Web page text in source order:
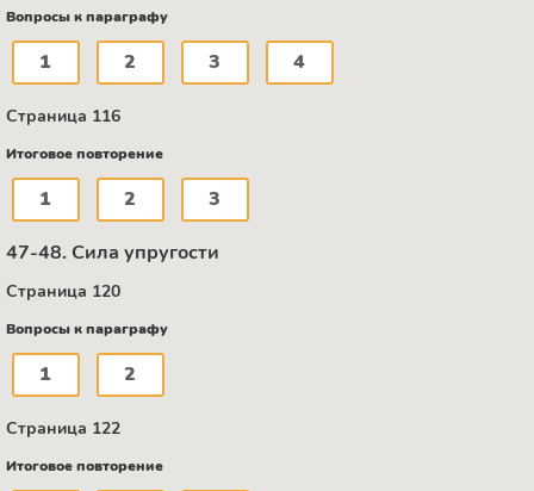
Вопросы к параграфу
1 2 3 4
Страница 116
Итоговое повторение
1 2 3
47-48. Сила упругости
Страница 120
Вопросы к параграфу
1 2
Страница 122
Итоговое повторение